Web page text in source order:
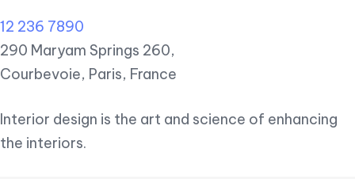
12 236 7890
290 Maryam Springs 260,
Courbevoie, Paris, France
Interior design is the art and science of enhancing
the interiors.